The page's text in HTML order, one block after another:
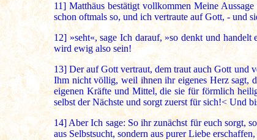
11] Matthäus bestätigt vollkommen Meine
schon oftmals so, und ich vertraute auf Gott, - und
12] »seht«, sage Ich darauf, »so denkt und
wird ewig also sein!
13] Der auf Gott vertraut, dem traut auch Gott und
Ihm nicht völlig, weil ihnen ihr eigenes Herz sagt,
eigenen Kräfte und Mittel, die sie für förmlich
selbst der Nächste und sorgt zuerst für sich!< Und
14] Aber Ich sage: So ihr zunächst für euch sorgt,
aus Selbstsucht, sondern aus purer Liebe